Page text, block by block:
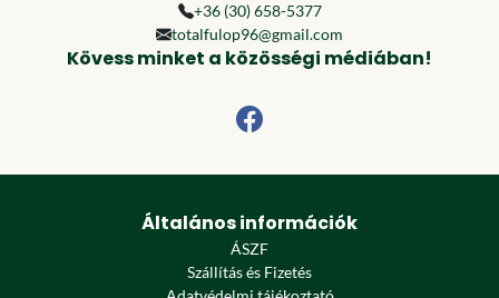
+36 (30) 658-5377
totalfulop96@gmail.com
Kövess minket a közösségi médiában!
Általános információk
ÁSZF
Szállítás és Fizetés